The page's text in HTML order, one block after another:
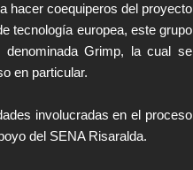
hacer coequiperos del proyecto
tecnología europea, este grupo
Grimp, la cual se
en particular.
involucradas en el proceso
del SENA Risaralda.